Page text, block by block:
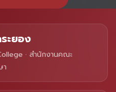
ะยอง
· สำนักงานคณะ
า